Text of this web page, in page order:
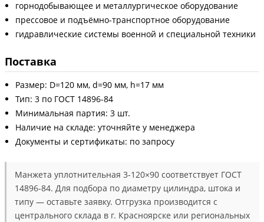
горнодобывающее и металлургическое оборудование
прессовое и подъёмно-транспортное оборудование
гидравлические системы военной и специальной техники
Поставка
Размер: D=120 мм, d=90 мм, h=17 мм
Тип: 3 по ГОСТ 14896-84
Минимальная партия: 3 шт.
Наличие на складе: уточняйте у менеджера
Документы и сертификаты: по запросу
Манжета уплотнительная 3-120×90 соответствует ГОСТ
14896-84. Для подбора по диаметру цилиндра, штока и
типу — оставьте заявку. Отгрузка производится с
центрального склада в г. Красноярске или региональных